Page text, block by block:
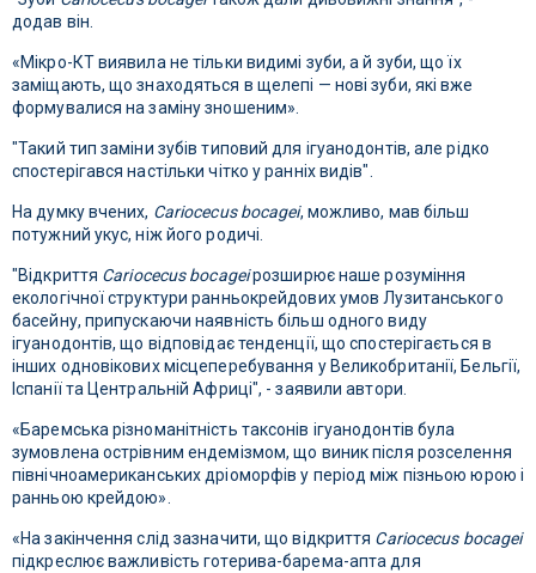
додав він.
«Мікро-КТ виявила не тільки видимі зуби, а й зуби, що їх
заміщають, що знаходяться в щелепі — нові зуби, які вже
формувалися на заміну зношеним».
"Такий тип заміни зубів типовий для ігуанодонтів, але рідко
спостерігався настільки чітко у ранніх видів".
На думку вчених, Cariocecus bocagei, можливо, мав більш
потужний укус, ніж його родичі.
"Відкриття Cariocecus bocageiрозширює наше розуміння
екологічної структури ранньокрейдових умов Лузитанського
басейну, припускаючи наявність більш одного виду
ігуанодонтів, що відповідає тенденції, що спостерігається в
інших одновікових місцеперебування у Великобританії, Бельгії,
Іспанії та Центральній Африці", - заявили автори.
«Баремська різноманітність таксонів ігуанодонтів була
зумовлена ​​острівним ендемізмом, що виник після розселення
північноамериканських дріоморфів у період між пізньою юрою і
ранньою крейдою».
«На закінчення слід зазначити, що відкриття Cariocecus bocagei
підкреслює важливість готерива-барема-апта для